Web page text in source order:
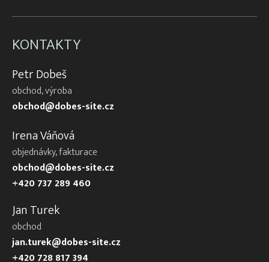
KONTAKTY
Petr Dobeš
obchod, výroba
obchod@dobes-site.cz
Irena Váňová
objednávky, fakturace
obchod@dobes-site.cz
+420 737 289 460
Jan Turek
obchod
jan.turek@dobes-site.cz
+420 728 817 394